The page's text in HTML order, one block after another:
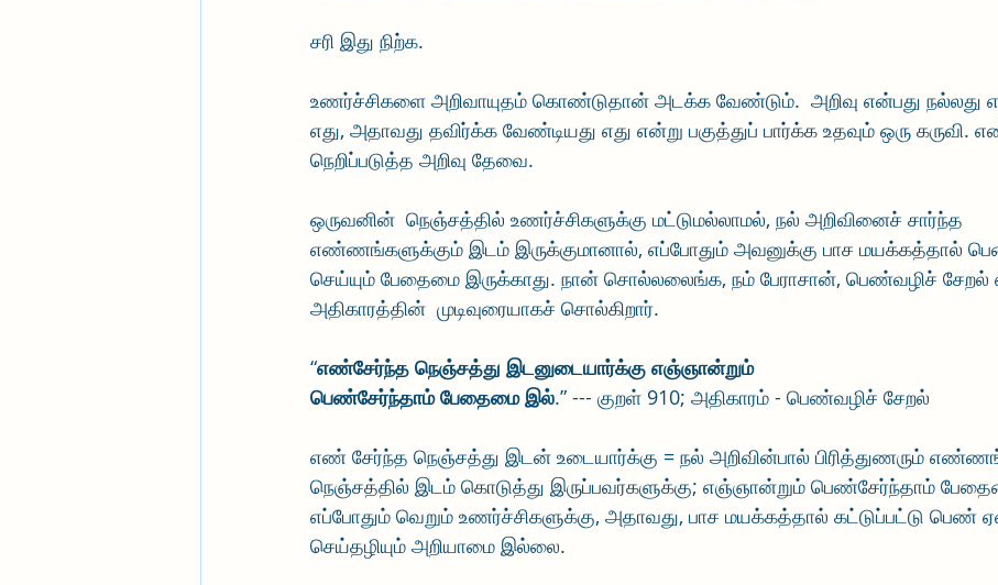
சரி இது நிற்க.
உணர்ச்சிகளை அறிவாயுதம் கொண்டுதான் அடக்க வேண்டும்.  அறிவு என்பது நல்லது
எது, அதாவது தவிர்க்க வேண்டியது எது என்று பகுத்துப் பார்க்க உதவும் ஒரு
நெறிப்படுத்த அறிவு தேவை.
ஒருவனின்  நெஞ்சத்தில் உணர்ச்சிகளுக்கு மட்டுமல்லாமல், நல் அறிவினைச் சார்ந்த
எண்ணங்களுக்கும் இடம் இருக்குமானால், எப்போதும் அவனுக்கு பாச மயக்கத்தால்
செய்யும் பேதைமை இருக்காது. நான் சொல்லலைங்க, நம் பேராசான், பெண்வழிச்
அதிகாரத்தின்  முடிவுரையாகச் சொல்கிறார்.
“எண்சேர்ந்த நெஞ்சத்து இடனுடையார்க்கு எஞ்ஞான்றும்
பெண்சேர்ந்தாம் பேதைமை இல்.” --- குறள் 910; அதிகாரம் - பெண்வழிச் சேறல்
எண் சேர்ந்த நெஞ்சத்து இடன் உடையார்க்கு = நல் அறிவின்பால் பிரித்துணரும்
நெஞ்சத்தில் இடம் கொடுத்து இருப்பவர்களுக்கு; எஞ்ஞான்றும் பெண்சேர்ந்தாம்
எப்போதும் வெறும் உணர்ச்சிகளுக்கு, அதாவது, பாச மயக்கத்தால் கட்டுப்பட்டு பெண்
செய்தழியும் அறியாமை இல்லை.